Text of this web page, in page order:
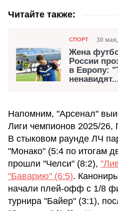
Читайте также:
Категория
СПОРТ Дата
30
Жена
России
в Европу:
Напомним, "Арсенал"
Лиги чемпионов 2025/
В стыковом раунде ЛЧ
"Монако" (5:4 по итогам
прошли "Челси" (8:2),
"Баварию" (6:5).
начали плей-офф с 1/8
турнира "Байер" (3:1),